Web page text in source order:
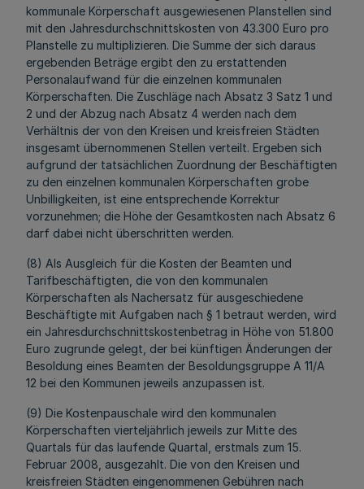
kommunale Körperschaft ausgewiesenen Planstellen sind
mit den Jahresdurchschnittskosten von 43.300 Euro pro
Planstelle zu multiplizieren. Die Summe der sich daraus
ergebenden Beträge ergibt den zu erstattenden
Personalaufwand für die einzelnen kommunalen
Körperschaften. Die Zuschläge nach Absatz 3 Satz 1 und
2 und der Abzug nach Absatz 4 werden nach dem
Verhältnis der von den Kreisen und kreisfreien Städten
insgesamt übernommenen Stellen verteilt. Ergeben sich
aufgrund der tatsächlichen Zuordnung der Beschäftigten
zu den einzelnen kommunalen Körperschaften grobe
Unbilligkeiten, ist eine entsprechende Korrektur
vorzunehmen; die Höhe der Gesamtkosten nach Absatz 6
darf dabei nicht überschritten werden.
(8) Als Ausgleich für die Kosten der Beamten und
Tarifbeschäftigten, die von den kommunalen
Körperschaften als Nachersatz für ausgeschiedene
Beschäftigte mit Aufgaben nach § 1 betraut werden, wird
ein Jahresdurchschnittskostenbetrag in Höhe von 51.800
Euro zugrunde gelegt, der bei künftigen Änderungen der
Besoldung eines Beamten der Besoldungsgruppe A 11/A
12 bei den Kommunen jeweils anzupassen ist.
(9) Die Kostenpauschale wird den kommunalen
Körperschaften vierteljährlich jeweils zur Mitte des
Quartals für das laufende Quartal, erstmals zum 15.
Februar 2008, ausgezahlt. Die von den Kreisen und
kreisfreien Städten eingenommenen Gebühren nach